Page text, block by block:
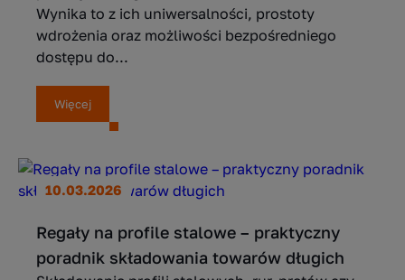
Wynika to z ich uniwersalności, prostoty
wdrożenia oraz możliwości bezpośredniego
dostępu do...
Więcej
10.03.2026
Regały na profile stalowe – praktyczny
poradnik składowania towarów długich